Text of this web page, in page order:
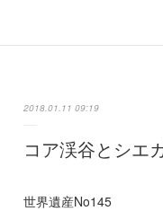
2018.01.11 09:19
コア渓谷とシエ
世界遺産No145